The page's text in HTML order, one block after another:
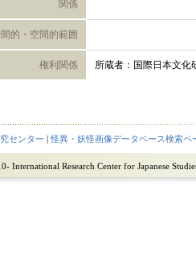
関係
的・空間的範囲
権利関係 所蔵者：国際日本文化
センター |怪異・妖怪画像データベース検索ペ
International Research Center for Japanese